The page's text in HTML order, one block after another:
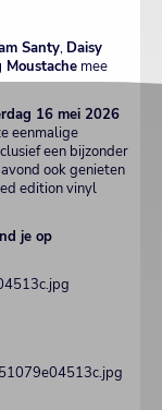
Santy, Daisy
Moustache mee
16 mei 2026
eenmalige
een bijzonder
ook genieten
edition vinyl
je op